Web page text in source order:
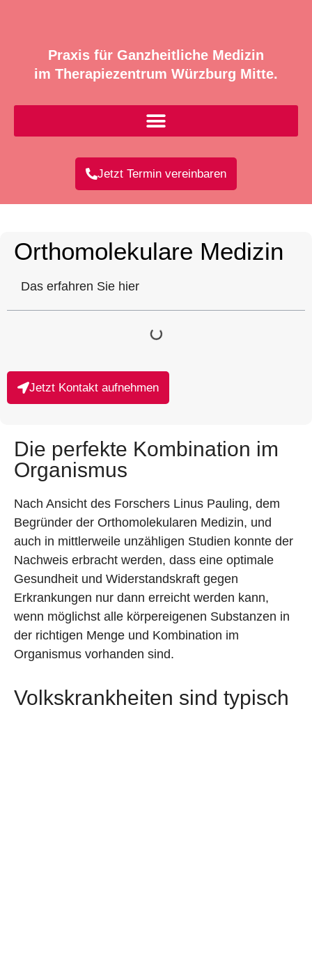
Praxis für Ganzheitliche Medizin
im Therapiezentrum Würzburg Mitte.
Jetzt Termin vereinbaren
Orthomolekulare Medizin
Das erfahren Sie hier
Jetzt Kontakt aufnehmen
Die perfekte Kombination im
Organismus
Nach Ansicht des Forschers Linus Pauling, dem
Begründer der Orthomolekularen Medizin, und
auch in mittlerweile unzähligen Studien konnte der
Nachweis erbracht werden, dass eine optimale
Gesundheit und Widerstandskraft gegen
Erkrankungen nur dann erreicht werden kann,
wenn möglichst alle körpereigenen Substanzen in
der richtigen Menge und Kombination im
Organismus vorhanden sind.
Volkskrankheiten sind typisch